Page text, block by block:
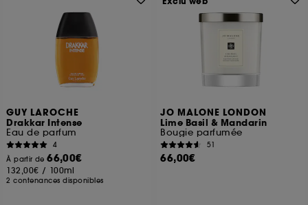
GUY LAROCHE
Drakkar Intense
Eau de parfum
4
À partir de66,00€
132,00€ / 100ml
2 contenances disponibles
JO MALONE LONDON
Lime Basil & Mandarin
Bougie parfumée
51
66,00€